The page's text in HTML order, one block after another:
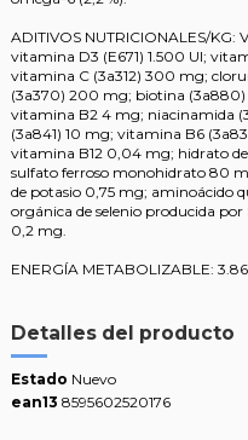
ADITIVOS NUTRICIONALES/
vitamina D3 (E671) 1.500 UI;
vitamina C (3a312) 300 mg;
(3a370) 200 mg; biotina (3a880)
vitamina B2 4 mg; niacinamida
(3a841) 10 mg; vitamina B6
vitamina B12 0,04 mg; hidrato
sulfato ferroso monohidrato 80
de potasio 0,75 mg; aminoácido
orgánica de selenio producida
0,2 mg.
ENERGÍA METABOLIZABLE:
Detalles del producto
Estado Nuevo
ean13 8595602520176